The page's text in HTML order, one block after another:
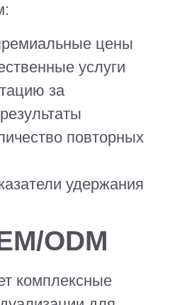
цены
услуги
за
повторных
удержания
ODM
комплексные